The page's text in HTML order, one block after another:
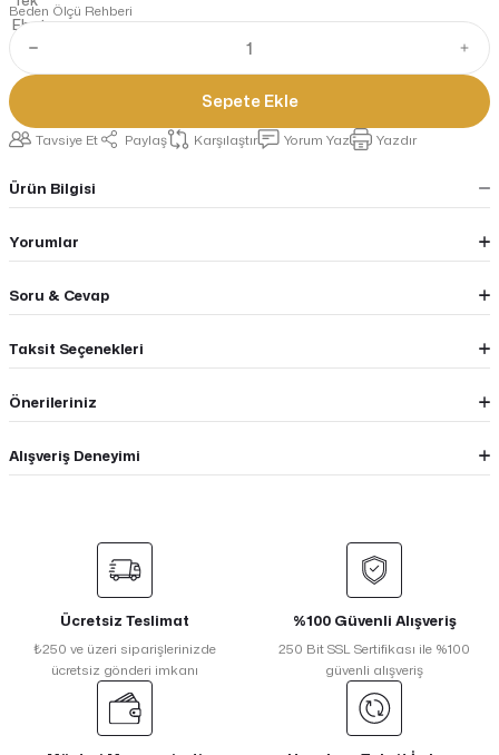
Beden Ölçü Rehberi
Sepete Ekle
Tavsiye Et Paylaş Karşılaştır Yorum Yaz Yazdır
Ürün Bilgisi
Yorumlar
Soru & Cevap
Taksit Seçenekleri
Önerileriniz
Alışveriş Deneyimi
Ücretsiz Teslimat
₺250 ve üzeri siparişlerinizde
ücretsiz gönderi imkanı
%100 Güvenli Alışveriş
250 Bit SSL Sertifikası ile %100
güvenli alışveriş